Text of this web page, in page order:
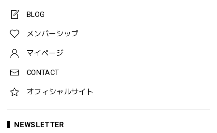
BLOG
メンバーシップ
マイページ
CONTACT
オフィシャルサイト
NEWSLETTER